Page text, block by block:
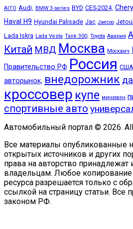
AITO Audi, BMW 3-series BYD CES-2024, Chery
Haval H9 Hyundai Palisade Jac Jaecoo
Lada Iskra Lada Vesta Tank 300, Toyota Авария
Китай МВД Москва Москвич
Правительство РФ Россия США
авторынок, внедорожник
кроссовер купе минивэн
спортивные авто
Автомобильный портал © 2026.
Все материалы опубликованные
открытых источников и других
права на авторство
владельцам. Любое
ресурса разрешается только с
ссылкой на страницу статьи. Все
законом РФ.